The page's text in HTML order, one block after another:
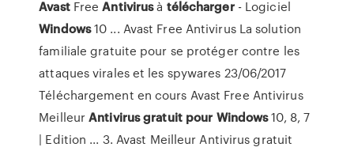
AvastFreeAntivirusà télécharger- Logiciel
Windows10 ... Avast Free Antivirus La solution
familiale gratuite pour se protéger contre les
attaques virales et les spywares 23/06/2017
Téléchargement en cours Avast Free Antivirus
MeilleurAntivirusgratuit pour Windows10, 8, 7
| Edition ... 3. Avast Meilleur Antivirus gratuit